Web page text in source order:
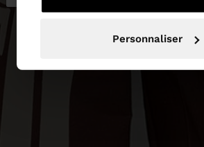
Personnaliser